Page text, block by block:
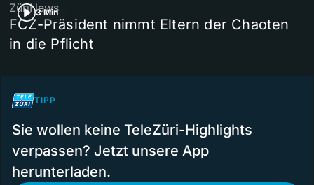
3 Min
ZüriNews
FCZ-Präsident nimmt Eltern der Chaoten
in die Pflicht
TIPP
Sie wollen keine TeleZüri-Highlights
verpassen? Jetzt unsere App
herunterladen.